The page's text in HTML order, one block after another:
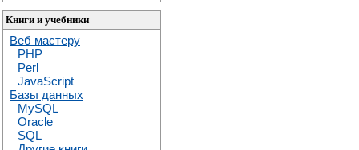
Книги и учебники
Веб мастеру
PHP
Perl
JavaScript
Базы данных
MySQL
Oracle
SQL